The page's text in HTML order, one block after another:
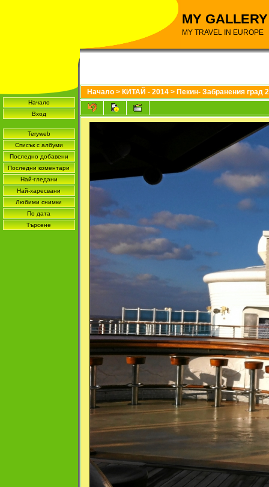
MY GALLERY
MY TRAVEL IN EUROPE
Начало
Вход
Teryweb
Списък с албуми
Последно добавени
Последни коментари
Най-гледани
Най-харесвани
Любими снимки
По дата
Търсене
Начало > КИТАЙ - 2014 > Пекин- Забранения град